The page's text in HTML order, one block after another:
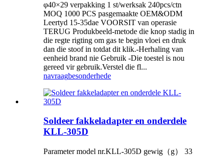
φ40×29 verpakking 1 st/werksak 240pcs/ctn
MOQ 1000 PCS pasgemaakte OEM&ODM
Leertyd 15-35dae VOORSIT van operasie
TERUG Produkbeeld-metode die knop stadig in
die regte rigting om gas te begin vloei en druk
dan die stoof in totdat dit klik.-Herhaling van
eenheid brand nie Gebruik -Die toestel is nou
gereed vir gebruik.Verstel die fl...
navraagbesonderhede
Soldeer fakkeladapter en onderdele
KLL-305D
Parameter model nr.KLL-305D gewig（g） 33